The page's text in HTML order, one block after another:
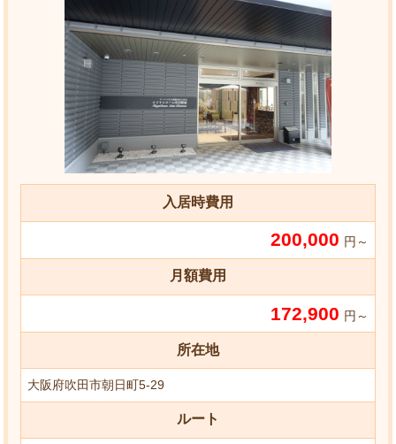
入居時費用
200,000 円～
月額費用
172,900 円～
所在地
大阪府吹田市朝日町5-29
ルート